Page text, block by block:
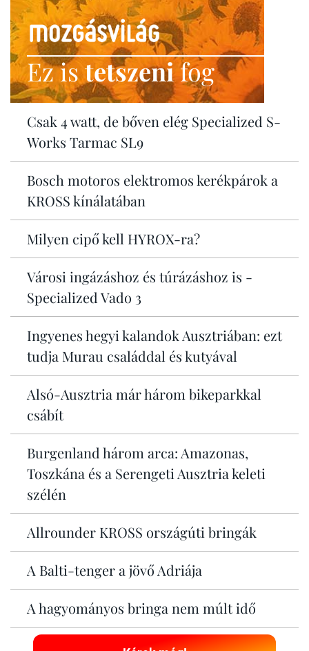
Ez istetszenifog
Csak 4 watt, de bőven elég Specialized S-
Works Tarmac SL9
Bosch motoros elektromos kerékpárok a
KROSS kínálatában
Milyen cipő kell HYROX-ra?
Városi ingázáshoz és túrázáshoz is -
Specialized Vado 3
Ingyenes hegyi kalandok Ausztriában: ezt
tudja Murau családdal és kutyával
Alsó-Ausztria már három bikeparkkal
csábít
Burgenland három arca: Amazonas,
Toszkána és a Serengeti Ausztria keleti
szélén
Allrounder KROSS országúti bringák
A Balti-tenger a jövő Adriája
A hagyományos bringa nem múlt idő